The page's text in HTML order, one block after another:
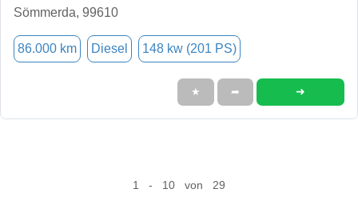
Sömmerda, 99610
86.000 km Diesel 148 kw (201 PS)
★ ➦ ➜
1 - 10 von 29